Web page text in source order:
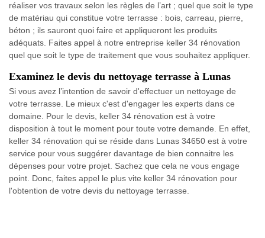
réaliser vos travaux selon les règles de l’art ; quel que soit le type
de matériau qui constitue votre terrasse : bois, carreau, pierre,
béton ; ils sauront quoi faire et appliqueront les produits
adéquats. Faites appel à notre entreprise keller 34 rénovation
quel que soit le type de traitement que vous souhaitez appliquer.
Examinez le devis du nettoyage terrasse à Lunas
Si vous avez l’intention de savoir d'effectuer un nettoyage de
votre terrasse. Le mieux c'est d'engager les experts dans ce
domaine. Pour le devis, keller 34 rénovation est à votre
disposition à tout le moment pour toute votre demande. En effet,
keller 34 rénovation qui se réside dans Lunas 34650 est à votre
service pour vous suggérer davantage de bien connaitre les
dépenses pour votre projet. Sachez que cela ne vous engage
point. Donc, faites appel le plus vite keller 34 rénovation pour
l'obtention de votre devis du nettoyage terrasse.